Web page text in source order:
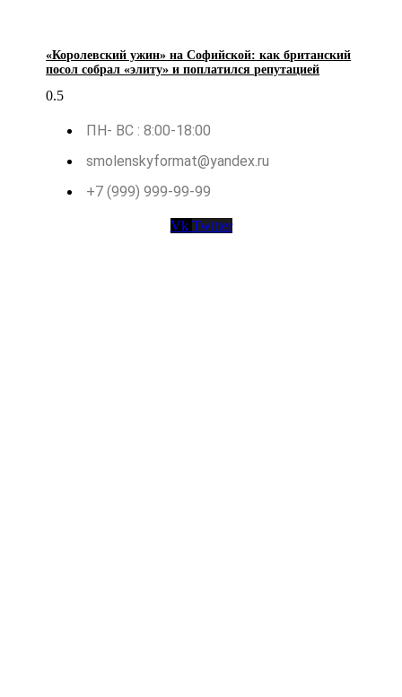
«Королевский ужин» на Софийской: как британский
посол собрал «элиту» и поплатился репутацией
ПН- ВС : 8:00-18:00
smolenskyformat@yandex.ru
+7 (999) 999-99-99
Vk Twitter